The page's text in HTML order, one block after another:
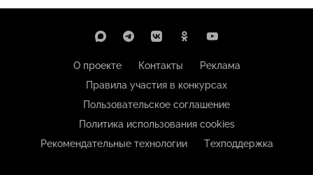
О проекте Контакты
Реклама
Правила участия в конкурсах
Пользовательское соглашение
Политика использования cookies
Рекомендательные технологии
Техподдержка